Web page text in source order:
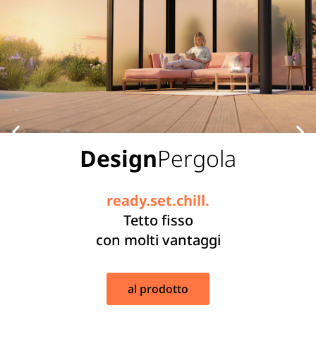
DesignPergola
ready.set.chill.
Tetto fisso
con molti vantaggi
al prodotto